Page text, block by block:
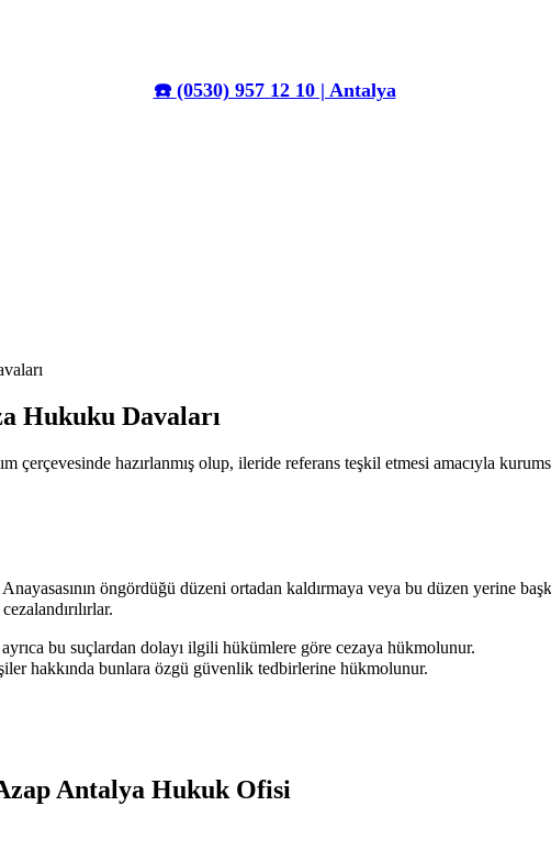
☎️ (0530) 957 12 10 | Antalya
Hukuku Davaları
çerçevesinde hazırlanmış olup, ileride referans teşkil etmesi amacıyla
öngördüğü düzeni ortadan kaldırmaya veya bu düzen yerine
bu suçlardan dolayı ilgili hükümlere göre cezaya hükmolunur.
hakkında bunlara özgü güvenlik tedbirlerine hükmolunur.
Antalya Hukuk Ofisi